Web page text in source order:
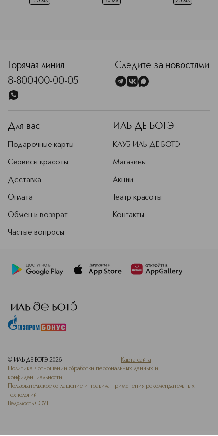
Горячая линия
8-800-100-00-05
Следите за новостями
Для вас
Подарочные карты
Сервисы красоты
Доставка
Оплата
Обмен и возврат
Частые вопросы
ИЛЬ ДЕ БОТЭ
КЛУБ ИЛЬ ДЕ БОТЭ
Магазины
Акции
Театр красоты
Контакты
© ИЛЬ ДЕ БОТЭ 2026
Карта сайта
Политика в отношении обработки персональных данных и
конфиденциальности
Пользовательское соглашение и правила применения рекомендательных
технологий
Ведомость СОУТ